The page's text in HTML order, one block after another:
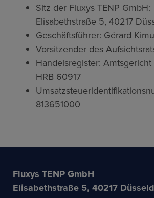
Sitz der Fluxys TENP GmbH:
Elisabethstraße 5, 40217
Geschäftsführer: Gérard
Vorsitzender des
Handelsregister:
HRB 60917
813651000
Fluxys TENP GmbH
Elisabethstraße 5, 40217